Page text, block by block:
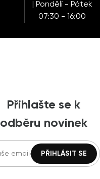
| Pondělí - Pátek
07:30 - 16:00
Přihlašte se k
odběru novinek